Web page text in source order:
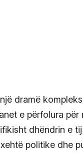
dramë
e përfolura
dhëndrin e
politike dhe